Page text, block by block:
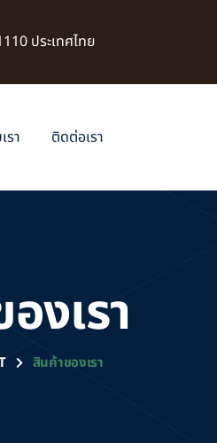
ประเทศไทย
รา ติดต่อเรา
งเรา
สินค้าของเรา